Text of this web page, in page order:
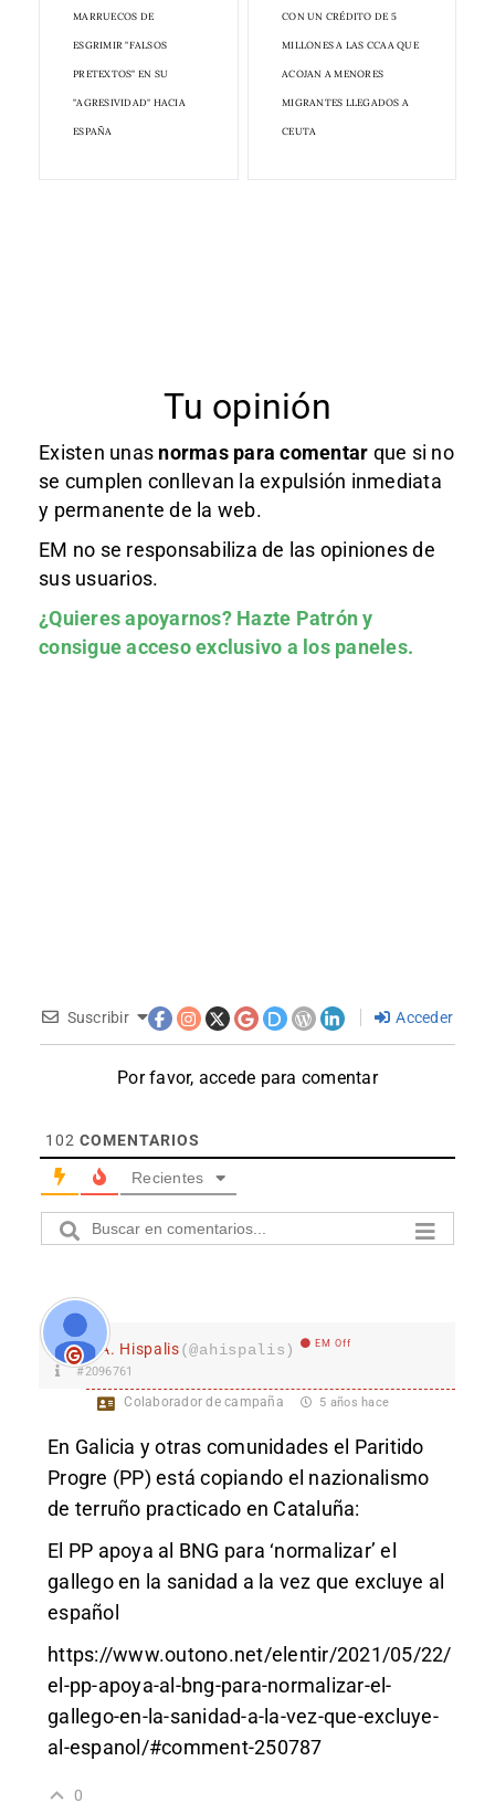
MARRUECOS DE
ESGRIMIR "FALSOS
PRETEXTOS" EN SU
"AGRESIVIDAD" HACIA
ESPAÑA
CON UN CRÉDITO DE 5
MILLONES A LAS CCAA QUE
ACOJAN A MENORES
MIGRANTES LLEGADOS A
CEUTA
Tu opinión
Existen unas normas para comentar que si no
se cumplen conllevan la expulsión inmediata
y permanente de la web.
EM no se responsabiliza de las opiniones de
sus usuarios.
¿Quieres apoyarnos? Hazte Patróny
consigue acceso exclusivo a los paneles.
Suscribir Acceder
Por favor, accede para comentar
102 COMENTARIOS
Recientes
A. Hispalis(@ahispalis) EM Off
#2096761
Colaborador de campaña 5 años hace
En Galicia y otras comunidades el Paritido
Progre (PP) está copiando el nazionalismo
de terruño practicado en Cataluña:
El PP apoya al BNG para ‘normalizar’ el
gallego en la sanidad a la vez que excluye al
español
https://www.outono.net/elentir/2021/05/22/
el-pp-apoya-al-bng-para-normalizar-el-
gallego-en-la-sanidad-a-la-vez-que-excluye-
al-espanol/#comment-250787
0